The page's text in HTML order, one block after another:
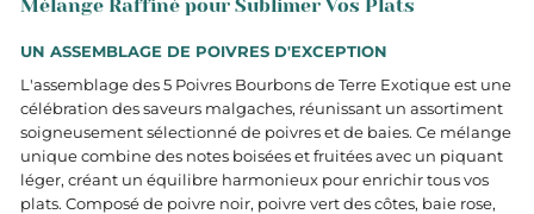
Mélange Raffiné pour Sublimer Vos Plats
UN ASSEMBLAGE DE POIVRES D'EXCEPTION
L'assemblage des 5 Poivres Bourbons de Terre Exotique est une
célébration des saveurs malgaches, réunissant un assortiment
soigneusement sélectionné de poivres et de baies. Ce mélange
unique combine des notes boisées et fruitées avec un piquant
léger, créant un équilibre harmonieux pour enrichir tous vos
plats. Composé de poivre noir, poivre vert des côtes, baie rose,